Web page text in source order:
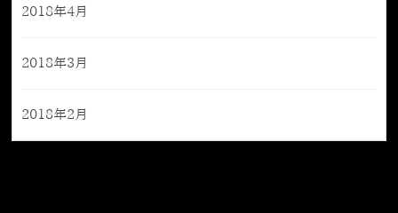
2018年4月
2018年3月
2018年2月